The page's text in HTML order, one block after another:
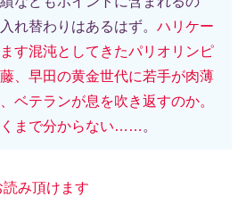
れ替わりはあるはず。 ハリケー
す混沌としてきたパリオリンピ
、早田の黄金世代に若手が肉薄
ベテランが息を吹き返すのか。
まで分からない… … 。
み頂け ます